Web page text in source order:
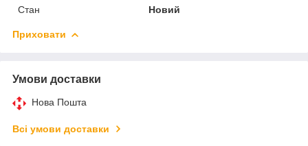
Стан
Новий
Приховати
Умови доставки
Нова Пошта
Всі умови доставки